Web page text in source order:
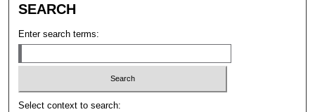
SEARCH
Enter search terms:
Select context to search: